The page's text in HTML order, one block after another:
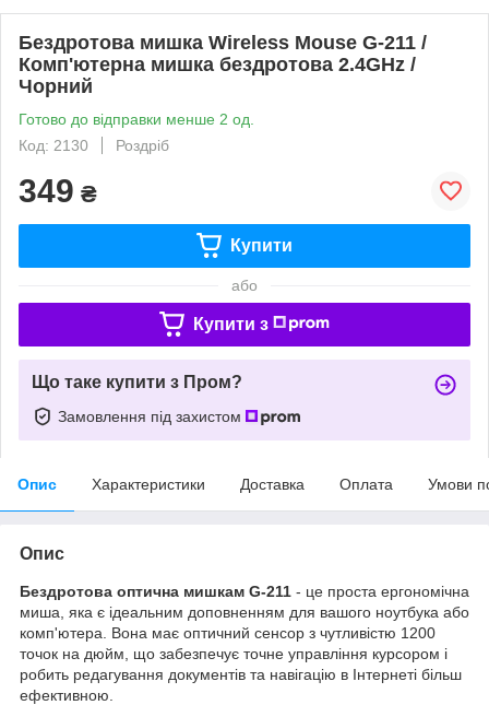
Бездротова мишка Wireless Mouse G-211 /
Комп'ютерна мишка бездротова 2.4GHz /
Чорний
Готово до відправки менше 2 од.
Код: 2130
Роздріб
349 ₴
Купити
або
Купити з
Що таке купити з Пром?
Замовлення під захистом
Опис Характеристики Доставка Оплата Умови
Опис
Бездротова оптична мишкам G-211 - це проста ергономічна
миша, яка є ідеальним доповненням для вашого ноутбука або
комп'ютера. Вона має оптичний сенсор з чутливістю 1200
точок на дюйм, що забезпечує точне управління курсором і
робить редагування документів та навігацію в Інтернеті більш
ефективною.